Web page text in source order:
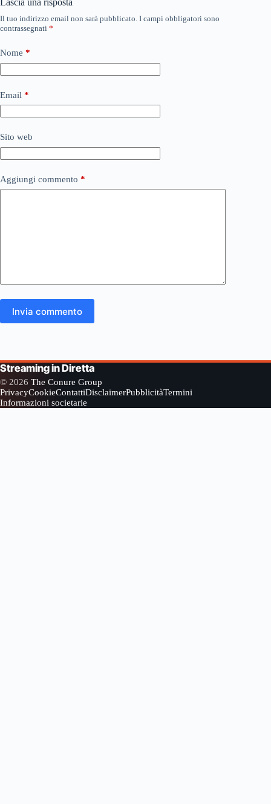
Lascia una risposta
Il tuo indirizzo email non sarà pubblicato. I campi obbligatori sono
contrassegnati *
Nome *
Email *
Sito web
Aggiungi commento *
Invia commento
Streaming in Diretta
© 2026 The Conure Group
PrivacyCookieContattiDisclaimerPubblicitàTermini
Informazioni societarie